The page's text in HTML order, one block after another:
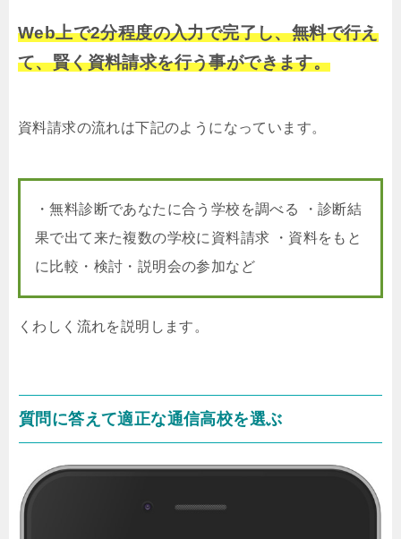
Web上で2分程度の入力で完了し、無料で行え
て、賢く資料請求を行う事ができます。
資料請求の流れは下記のようになっています。
・無料診断であなたに合う学校を調べる ・診断結
果で出て来た複数の学校に資料請求 ・資料をもと
に比較・検討・説明会の参加など
くわしく流れを説明します。
質問に答えて適正な通信高校を選ぶ